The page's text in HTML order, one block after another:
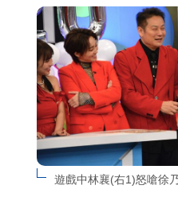
遊戲中林襄(右1)怒嗆徐